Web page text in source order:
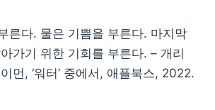
른다. 물은 기쁨을 부른다. 마지막
가기 위한 기회를 부른다. – 개리
먼, ‘워터’ 중에서, 애플북스, 2022.